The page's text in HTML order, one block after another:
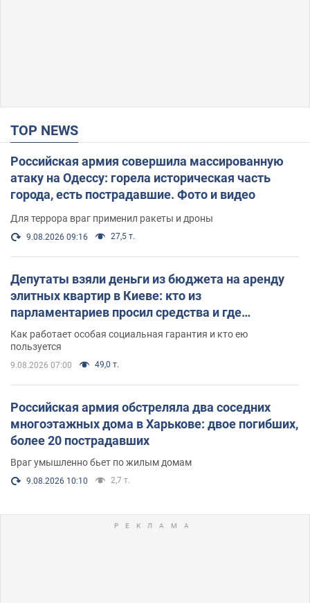
TOP NEWS
Российская армия совершила массированную
атаку на Одессу: горела историческая часть
города, есть пострадавшие. Фото и видео
Для террора враг применил ракеты и дроны
9.08.2026 09:16 27,5 т.
Депутаты взяли деньги из бюджета на аренду
элитных квартир в Киеве: кто из
парламентариев просил средства и где
поселился
Как работает особая социальная гарантия и кто ею
пользуется
9.08.2026 07:00 49,0 т.
Российская армия обстреляла два соседних
многоэтажных дома в Харькове: двое погибших,
более 20 пострадавших
Враг умышленно бьет по жилым домам
9.08.2026 10:10 2,7 т.